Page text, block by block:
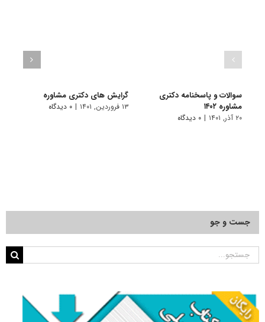
سوالات و پاسخنامه دکتری
مشاوره ۱۴۰۲
۲۰ آذر, ۱۴۰۱ | ۰ دیدگاه
گرایش های دکتری ﻣﺸﺎوره
۱۳ فروردین, ۱۴۰۱ | ۰ دیدگاه
جست و جو
جستجو